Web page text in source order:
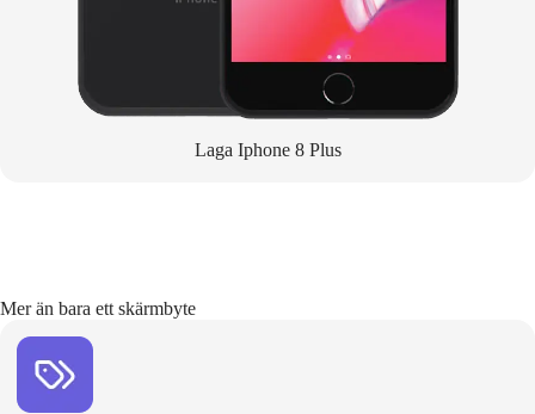
Laga Iphone 8 Plus
Mer än bara ett skärmbyte